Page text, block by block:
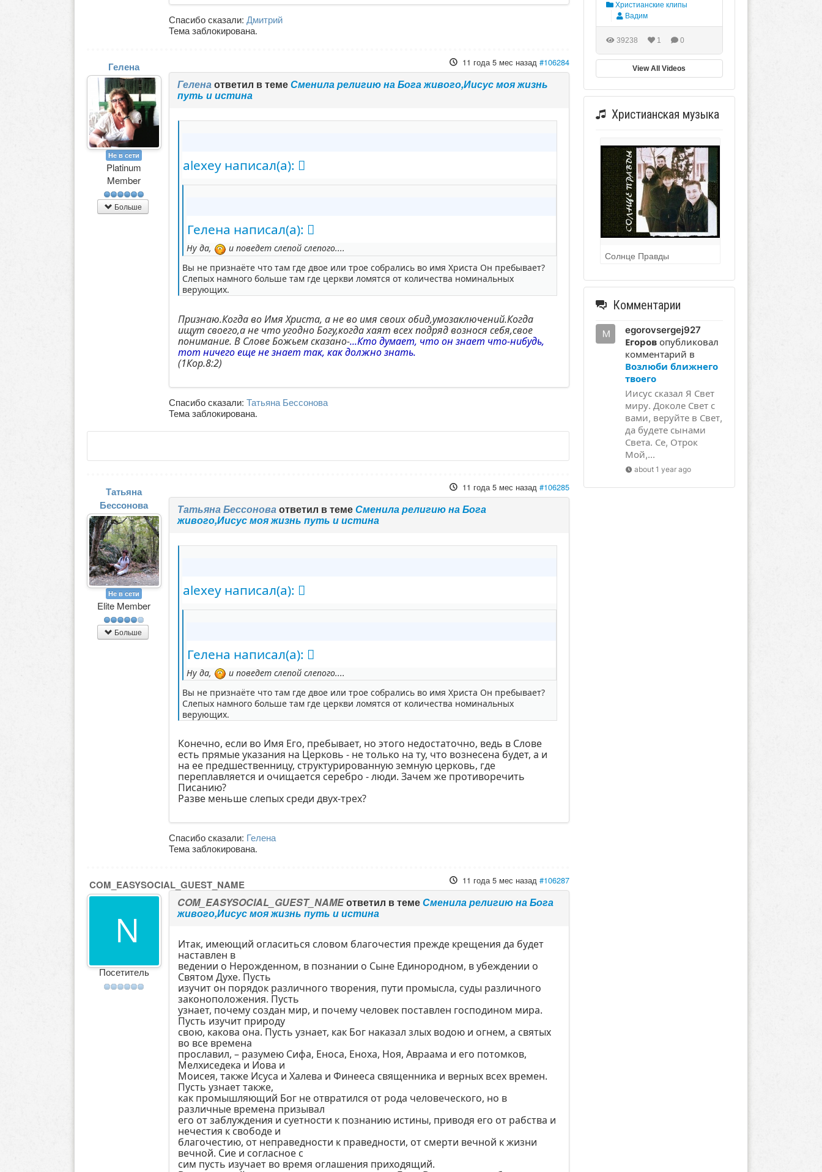
Спасибо сказали:Дмитрий
Тема заблокирована.
Гелена
Не в сети
Platinum
Member
Больше
11 года 5 мес назад #106284
Геленаответил в темеСменила религию на Бога живого,Иисус моя жизнь
путь и истина
alexey написал(а):
Гелена написал(а):
Ну да,
и поведет слепой слепого....
Вы не признаёте что там где двое или трое собрались во имя Христа Он пребывает?
Слепых намного больше там где церкви ломятся от количества номинальных
верующих.
Признаю.Когда во Имя Христа, а не во имя своих обид,умозаключений.Когда
ищут своего,а не что угодно Богу,когда хаят всех подряд вознося себя,свое
понимание. В Слове Божьем сказано-...Кто думает, что он знает что-нибудь,
тот ничего еще не знает так, как должно знать.
(1Кор.8:2)
Спасибо сказали:Татьяна Бессонова
Тема заблокирована.
Татьяна
Бессонова
Не в сети
Elite Member
Больше
11 года 5 мес назад #106285
Татьяна Бессоноваответил в темеСменила религию на Бога
живого,Иисус моя жизнь путь и истина
alexey написал(а):
Гелена написал(а):
Ну да,
и поведет слепой слепого....
Вы не признаёте что там где двое или трое собрались во имя Христа Он пребывает?
Слепых намного больше там где церкви ломятся от количества номинальных
верующих.
Конечно, если во Имя Его, пребывает, но этого недостаточно, ведь в Слове
есть прямые указания на Церковь - не только на ту, что вознесена будет, а и
на ее предшественницу, структурированную земную церковь, где
переплавляется и очищается серебро - люди. Зачем же противоречить
Писанию?
Разве меньше слепых среди двух-трех?
Спасибо сказали: Гелена
Тема заблокирована.
COM_EASYSOCIAL_GUEST_NAME
Посетитель
11 года 5 мес назад #106287
COM_EASYSOCIAL_GUEST_NAMEответил в темеСменила религию на Бога
живого,Иисус моя жизнь путь и истина
Итак, имеющий огласиться словом благочестия прежде крещения да будет
наставлен в
ведении о Нерожденном, в познании о Сыне Единородном, в убеждении о
Святом Духе. Пусть
изучит он порядок различного творения, пути промысла, суды различного
законоположения. Пусть
узнает, почему создан мир, и почему человек поставлен господином мира.
Пусть изучит природу
свою, какова она. Пусть узнает, как Бог наказал злых водою и огнем, а святых
во все времена
прославил, – разумею Сифа, Еноса, Еноха, Ноя, Авраама и его потомков,
Мелхиседека и Иова и
Моисея, также Исуса и Халева и Финееса священника и верных всех времен.
Пусть узнает также,
как промышляющий Бог не отвратился от рода человеческого, но в
различные времена призывал
его от заблуждения и суетности к познанию истины, приводя его от рабства и
нечестия к свободе и
благочестию, от неправедности к праведности, от смерти вечной к жизни
вечной. Сие и согласное с
сим пусть изучает во время оглашения приходящий.
Христианские клипы
Вадим
39238 1 0
View All Videos
Христианская музыка
Солнце Правды
Комментарии
egorovsergej927
Егоровопубликовал
комментарий в
Возлюби ближнего
твоего
Иисус сказал Я Свет
миру. Доколе Свет с
вами, веруйте в Свет,
да будете сынами
Света. Се, Отрок
Мой,...
about 1 year ago